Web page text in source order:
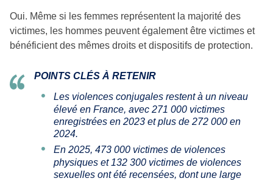
Oui. Même si les femmes représentent la majorité des
victimes, les hommes peuvent également être victimes et
bénéficient des mêmes droits et dispositifs de protection.
POINTS CLÉS À RETENIR
Les violences conjugales restent à un niveau
élevé en France, avec 271 000 victimes
enregistrées en 2023 et plus de 272 000 en
2024.
En 2025, 473 000 victimes de violences
physiques et 132 300 victimes de violences
sexuelles ont été recensées, dont une large